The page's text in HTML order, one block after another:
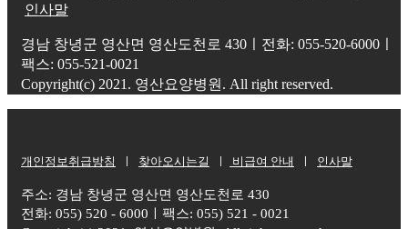
인사말
경남 창녕군 영산면 영산도천로 430ㅣ전화: 055-520-6000ㅣ
팩스: 055-521-0021
Copyright(c) 2021. 영산요양병원. All right reserved.
개인정보취급방침 찾아오시는길 비급여 안내 인사말
주소: 경남 창녕군 영산면 영산도천로 430
전화: 055) 520 - 6000ㅣ팩스: 055) 521 - 0021